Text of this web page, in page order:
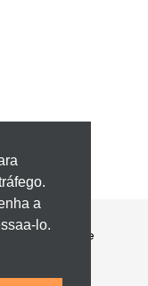
a
lo.
Sobre